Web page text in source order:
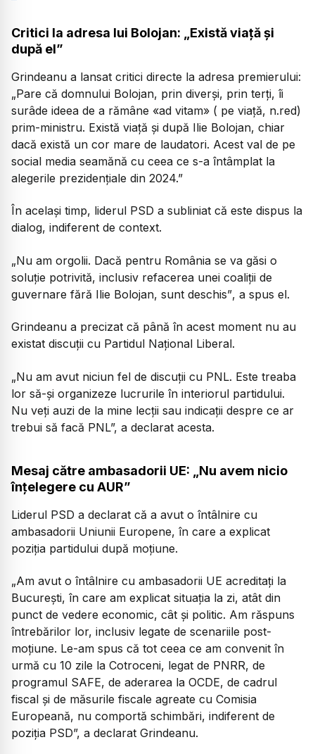
Critici la adresa lui Bolojan: „Există viață și
după el”
Grindeanu a lansat critici directe la adresa premierului:
„Pare că domnului Bolojan, prin diverși, prin terți, îi
surâde ideea de a rămâne «ad vitam» ( pe viață, n.red)
prim-ministru. Există viață și după Ilie Bolojan, chiar
dacă există un cor mare de laudatori. Acest val de pe
social media seamănă cu ceea ce s-a întâmplat la
alegerile prezidențiale din 2024.”
În același timp, liderul PSD a subliniat că este dispus la
dialog, indiferent de context.
„Nu am orgolii. Dacă pentru România se va găsi o
soluție potrivită, inclusiv refacerea unei coaliții de
guvernare fără Ilie Bolojan, sunt deschis”, a spus el.
Grindeanu a precizat că până în acest moment nu au
existat discuții cu Partidul Național Liberal.
„Nu am avut niciun fel de discuții cu PNL. Este treaba
lor să-și organizeze lucrurile în interiorul partidului.
Nu veți auzi de la mine lecții sau indicații despre ce ar
trebui să facă PNL”, a declarat acesta.
Mesaj către ambasadorii UE: „Nu avem nicio
înțelegere cu AUR”
Liderul PSD a declarat că a avut o întâlnire cu
ambasadorii Uniunii Europene, în care a explicat
poziția partidului după moțiune.
„Am avut o întâlnire cu ambasadorii UE acreditați la
București, în care am explicat situația la zi, atât din
punct de vedere economic, cât și politic. Am răspuns
întrebărilor lor, inclusiv legate de scenariile post-
moțiune. Le-am spus că tot ceea ce am convenit în
urmă cu 10 zile la Cotroceni, legat de PNRR, de
programul SAFE, de aderarea la OCDE, de cadrul
fiscal și de măsurile fiscale agreate cu Comisia
Europeană, nu comportă schimbări, indiferent de
poziția PSD”, a declarat Grindeanu.